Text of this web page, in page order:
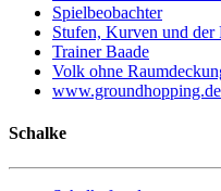
Spielbeobachter
Stufen, Kurven und der
Trainer Baade
Volk ohne
www.groundhopping.de
Schalke